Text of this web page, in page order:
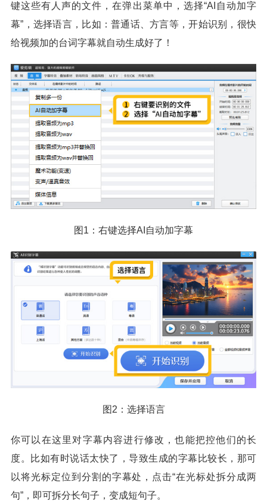
键这些有人声的文件，在弹出菜单中，选择“AI自动加字
幕”，选择语言，比如：普通话、方言等，开始识别，很快
给视频加的台词字幕就自动生成好了！
图1：右键选择AI自动加字幕
图2：选择语言
你可以在这里对字幕内容进行修改，也能把控他们的长
度。比如有时说话太快了，导致生成的字幕比较长，那可
以将光标定位到分割的字幕处，点击“在光标处拆分成两
句”，即可拆分长句子，变成短句子。